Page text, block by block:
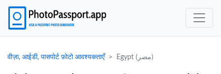
वीज़ा, आईडी, पासपोर्ट फ़ोटो आवश्यकताएँ Egypt (مصر)